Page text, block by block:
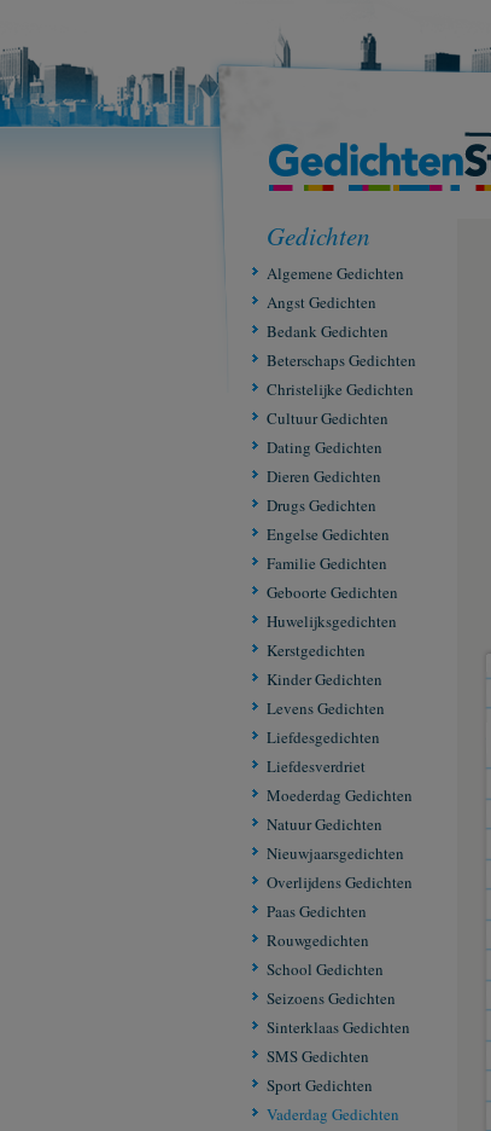
Gedichten
Algemene Gedichten
Angst Gedichten
Bedank Gedichten
Beterschaps Gedichten
Christelijke Gedichten
Cultuur Gedichten
Dating Gedichten
Dieren Gedichten
Drugs Gedichten
Engelse Gedichten
Familie Gedichten
Geboorte Gedichten
Huwelijksgedichten
Kerstgedichten
Kinder Gedichten
Levens Gedichten
Liefdesgedichten
Liefdesverdriet
Moederdag Gedichten
Natuur Gedichten
Nieuwjaarsgedichten
Overlijdens Gedichten
Paas Gedichten
Rouwgedichten
School Gedichten
Seizoens Gedichten
Sinterklaas Gedichten
SMS Gedichten
Sport Gedichten
Vaderdag Gedichten